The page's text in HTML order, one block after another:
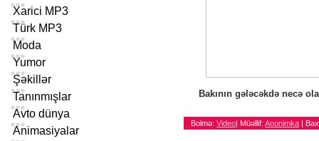
Xarici MP3
Türk MP3
Moda
Yumor
Şəkillər
Tanınmışlar
Avto dünya
Animasiyalar
Bakının gələcəkdə necə
Bolmə: Video| Müəllif: Anonimka |